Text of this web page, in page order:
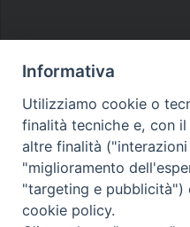
Diocesi di Melfi
• Largo Duomo, 12 -
Informativa
Utilizziamo cookie o
finalità tecniche e, con
altre finalità
"miglioramento
"targeting e pubblicità")
cookie policy.